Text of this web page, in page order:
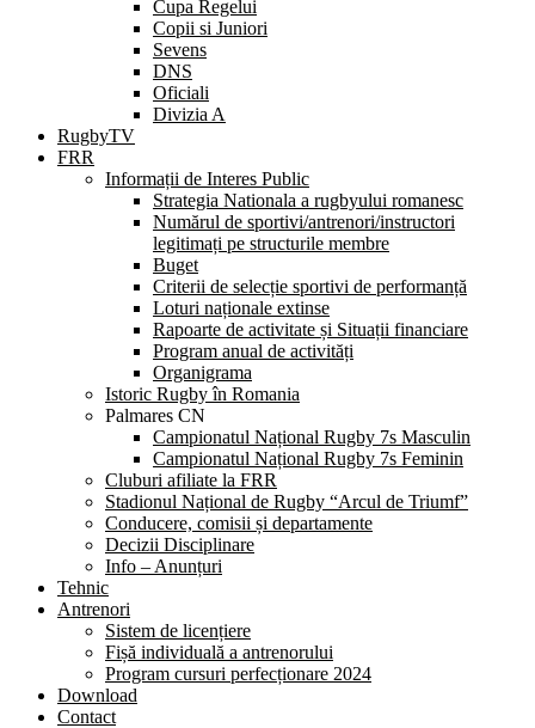
Cupa Regelui
Copii si Juniori
Sevens
DNS
Oficiali
Divizia A
RugbyTV
FRR
Informații de Interes Public
Strategia Nationala a rugbyului romanesc
Numărul de sportivi/antrenori/instructori
legitimați pe structurile membre
Buget
Criterii de selecție sportivi de performanță
Loturi naționale extinse
Rapoarte de activitate și Situații financiare
Program anual de activități
Organigrama
Istoric Rugby în Romania
Palmares CN
Campionatul Național Rugby 7s Masculin
Campionatul Național Rugby 7s Feminin
Cluburi afiliate la FRR
Stadionul Național de Rugby “Arcul de Triumf”
Conducere, comisii și departamente
Decizii Disciplinare
Info – Anunțuri
Tehnic
Antrenori
Sistem de licențiere
Fișă individuală a antrenorului
Program cursuri perfecționare 2024
Download
Contact